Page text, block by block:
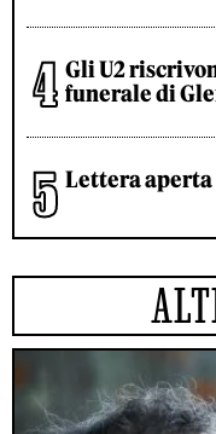
Gli U2
funerale di
Lettera aperta